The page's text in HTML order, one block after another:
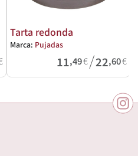
Tarta redonda
Marca: Pujadas
11,49€/22,60€